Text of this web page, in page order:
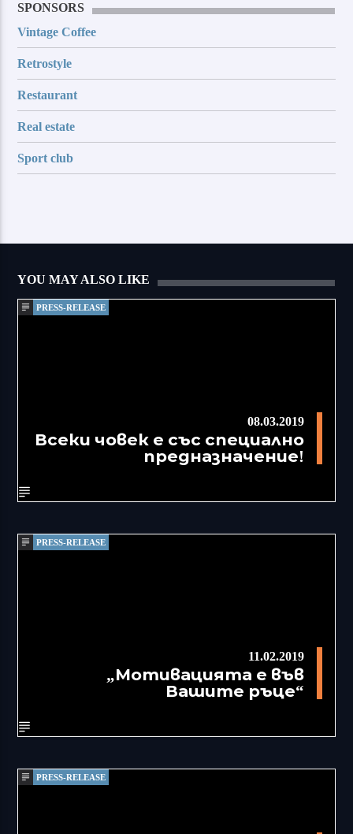
SPONSORS
Vintage Coffee
Retrostyle
Restaurant
Real estate
Sport club
YOU MAY ALSO LIKE
PRESS-RELEASE
08.03.2019
Всеки човек е със специално
предназначение!
PRESS-RELEASE
11.02.2019
„Мотивацията е във
Вашите ръце“
PRESS-RELEASE